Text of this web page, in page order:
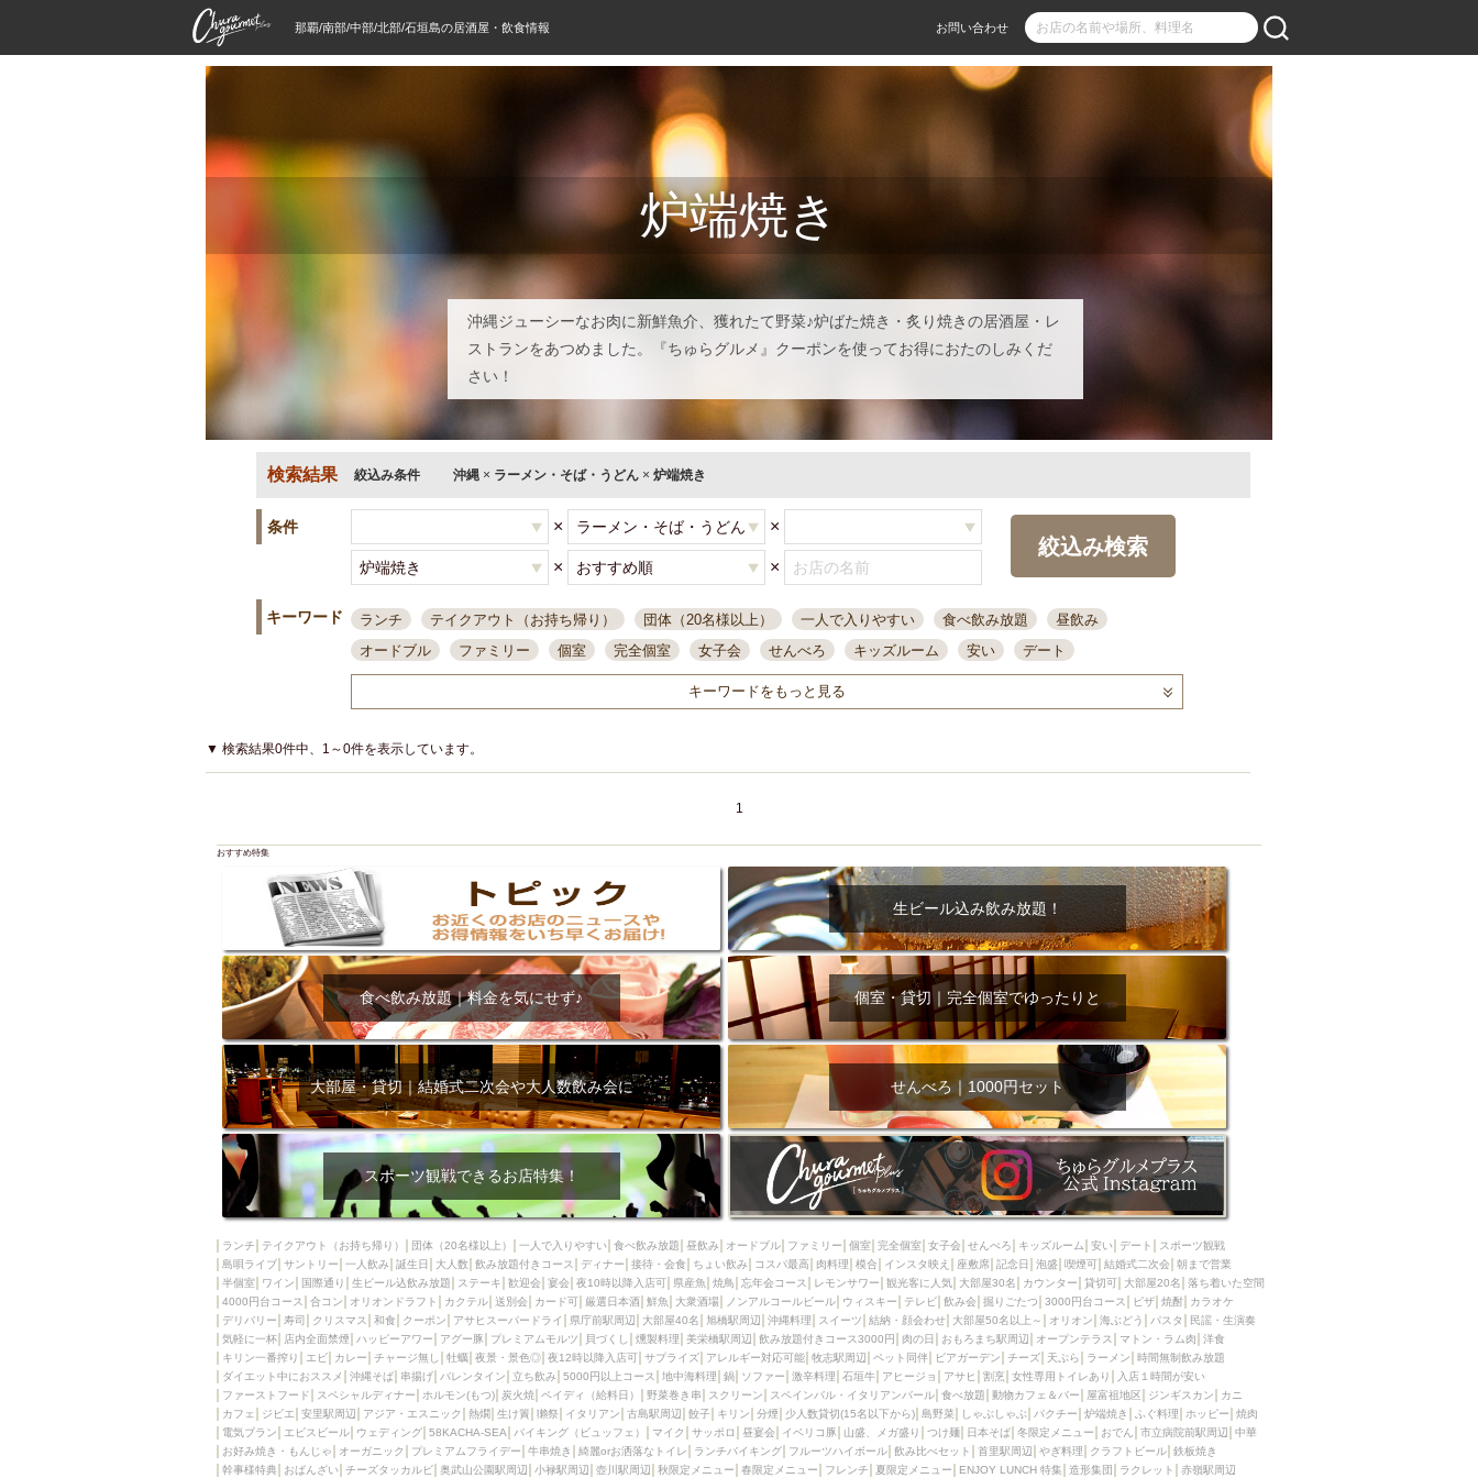
那覇/南部/中部/北部/石垣島の居酒屋・飲食情報 お問い合わせ
炉端焼き
沖縄ジューシーなお肉に新鮮魚介、獲れたて野菜♪炉ばた焼き・炙り焼きの居酒屋・レ
ストランをあつめました。『ちゅらグルメ』クーポンを使ってお得におたのしみくだ
さい！
検索結果 絞込み条件 沖縄 × ラーメン・そば・うどん × 炉端焼き
条件 × ×
× ×
絞込み検索
キーワード ランチ テイクアウト（お持ち帰り） 団体（20名様以上） 一人で入りやすい 食べ飲み放題
昼飲み
オードブル
ファミリー 個室 完全個室 女子会 せんべろ キッズルーム 安い
デート
一人飲み 誕生日 大人数
接待・会食
ちょい飲み コスパ最高 肉料理 模合 インスタ映え 座敷席 記念日 泡盛
喫煙可
結婚式二次会
夜10時以降入店可
県産魚 焼鳥 忘年会コース レモンサワー 観光客に人気 大部屋30名
カウンター
4000円台コース
デリバリー 寿司 クリスマス 和食
クーポン
アサヒスーパードライ
県庁前駅周辺 旭橋駅周辺 沖縄料理 スイーツ
結納・顔会わせ
大部屋50名以上～
オリオン 海ぶどう 民謡・生演奏 気軽に一杯
店内全面禁煙
ハッピーアワー
アグー豚 プレミアムモルツ 貝づくし 燻製料理
美栄橋駅周辺
飲み放題付きコース3000円
肉の日 おもろまち駅周辺 オープンテラス マトン・ラム肉
洋食
キリン一番搾り
エビ カレー チャージ無し 牡蠣 夜景・景色◎ 夜12時以降入店可
サプライズ
アレルギー対応可能
牧志駅周辺 ペット同伴 ビアガーデン 天ぷら
時間無制飲み放題
ダイエット中におススメ
沖縄そば 串揚げ バレンタイン 立ち飲み 5000円以上コース 地中海料理
鍋
ソファー
激辛料理 石垣牛 アヒージョ アサヒ 割烹 女性専用トイレあり
入店１時間が安い
ファーストフード
スペシャルディナー ホルモン(もつ) 炭火焼 ペイディ（給料日）
野菜巻き串
スクリーン
スペインバル・イタリアンバール 食べ放題 動物カフェ＆バー 屋富祖地区
ジンギスカン
カニ
カフェ ジビエ 安里駅周辺 アジア・エスニック 熱燗 生け簀 獺祭 イタリアン
古島駅周辺
分煙 少人数貸切(15名以下から) しゃぶしゃぶ パクチー 炉端焼き
ふぐ料理
ホッピー
焼肉 電気ブラン エビスビール ウェディング 58KACHA-SEA
バイキング（ビュッフェ）
マイク
サッポロ 昼宴会 イベリコ豚 山盛、メガ盛り つけ麺 日本そば 冬限定メニュー
おでん
市立病院前駅周辺
中華 お好み焼き・もんじゃ オーガニック プレミアムフライデー
牛串焼き
綺麗orお洒落なトイレ
ランチバイキング フルーツハイボール 飲み比べセット 首里駅周辺
やぎ料理
クラフトビール
鉄板焼き 幹事様特典 おばんざい チーズタッカルビ 奥武山公園駅周辺
小禄駅周辺
壺川駅周辺
秋限定メニュー 春限定メニュー フレンチ 夏限定メニュー ENJOY LUNCH 特集
造形集団
ラクレット
赤嶺駅周辺 シードル 那覇空港駅周辺 儀保駅周辺
キーワードをもっと見る
▼ 検索結果0件中、1～0件を表示しています。
1
おすすめ特集
生ビール込み飲み放題！
食べ飲み放題｜料金を気にせず♪ 個室・貸切｜完全個室でゆったりと
大部屋・貸切｜結婚式二次会や大人数飲み会に せんべろ｜1000円セット
スポーツ観戦できるお店特集！
ランチ テイクアウト（お持ち帰り） 団体（20名様以上） 一人で入りやすい 食べ飲み放題 昼飲み オードブル ファミリー 個室 完全個室 女子会 せんべろ キッズルーム 安い デート
スポーツ観戦
島唄ライブ サントリー 一人飲み 誕生日 大人数 飲み放題付きコース ディナー 接待・会食 ちょい飲み コスパ最高 肉料理 模合 インスタ映え 座敷席 記念日 泡盛 喫煙可 結婚式二次会 朝まで営業
半個室
ワイン 国際通り 生ビール込飲み放題 ステーキ 歓迎会 宴会 夜10時以降入店可 県産魚 焼鳥 忘年会コース レモンサワー 観光客に人気 大部屋30名 カウンター 貸切可 大部屋20名
落ち着いた空間
4000円台コース
合コン オリオンドラフト カクテル 送別会 カード可 厳選日本酒 鮮魚 大衆酒場 ノンアルコールビール ウィスキー テレビ 飲み会 掘りごたつ 3000円台コース ピザ 焼酎
カラオケ
デリバリー
寿司 クリスマス 和食 クーポン アサヒスーパードライ 県庁前駅周辺 大部屋40名 旭橋駅周辺 沖縄料理 スイーツ 結納・顔会わせ 大部屋50名以上～ オリオン 海ぶどう パスタ
民謡・生演奏
気軽に一杯
店内全面禁煙 ハッピーアワー アグー豚 プレミアムモルツ 貝づくし 燻製料理 美栄橋駅周辺 飲み放題付きコース3000円 肉の日 おもろまち駅周辺 オープンテラス マトン・ラム肉
洋食
キリン一番搾り
エビ カレー チャージ無し 牡蠣 夜景・景色◎ 夜12時以降入店可 サプライズ アレルギー対応可能 牧志駅周辺 ペット同伴 ビアガーデン チーズ 天ぷら ラーメン
時間無制飲み放題
ダイエット中におススメ
沖縄そば 串揚げ バレンタイン 立ち飲み 5000円以上コース 地中海料理 鍋 ソファー 激辛料理 石垣牛 アヒージョ アサヒ 割烹 女性専用トイレあり
入店１時間が安い
ファーストフード
スペシャルディナー ホルモン(もつ) 炭火焼 ペイディ（給料日） 野菜巻き串 スクリーン スペインバル・イタリアンバール 食べ放題 動物カフェ＆バー 屋富祖地区 ジンギスカン
カニ
カフェ
ジビエ 安里駅周辺 アジア・エスニック 熱燗 生け簀 獺祭 イタリアン 古島駅周辺 餃子 キリン 分煙 少人数貸切(15名以下から) 島野菜 しゃぶしゃぶ パクチー 炉端焼き ふぐ料理 ホッピー
焼肉
電気ブラン
エビスビール ウェディング 58KACHA-SEA バイキング（ビュッフェ） マイク サッポロ 昼宴会 イベリコ豚 山盛、メガ盛り つけ麺 日本そば 冬限定メニュー おでん 市立病院前駅周辺
中華
お好み焼き・もんじゃ
オーガニック プレミアムフライデー 牛串焼き 綺麗orお洒落なトイレ ランチバイキング フルーツハイボール 飲み比べセット 首里駅周辺 やぎ料理 クラフトビール 鉄板焼き
幹事様特典
おばんざい チーズタッカルビ 奥武山公園駅周辺 小禄駅周辺 壺川駅周辺 秋限定メニュー 春限定メニュー フレンチ 夏限定メニュー ENJOY LUNCH 特集 造形集団 ラクレット 赤嶺駅周辺